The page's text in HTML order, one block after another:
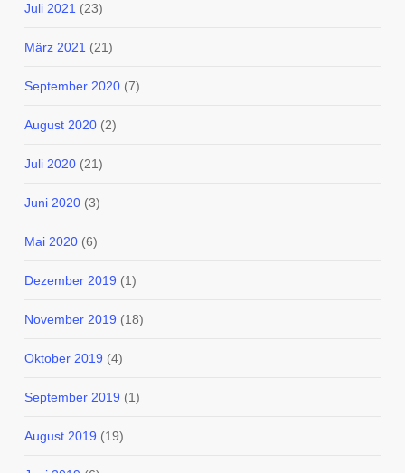
Juli 2021 (23)
März 2021 (21)
September 2020(7)
August 2020(2)
Juli 2020(21)
Juni 2020(3)
Mai 2020(6)
Dezember 2019 (1)
November 2019 (18)
Oktober 2019 (4)
September 2019 (1)
August 2019 (19)